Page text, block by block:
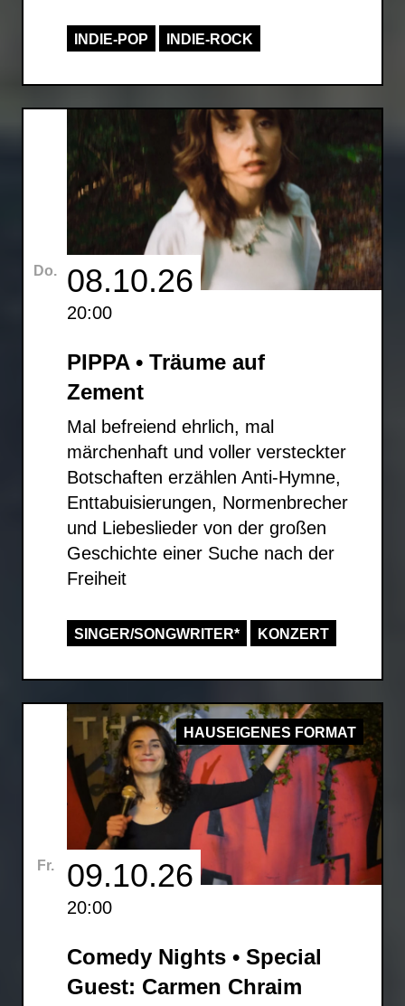
INDIE-POP INDIE-ROCK
Do. 08.10.26
20:00
PIPPA • Träume auf
Zement
Mal befreiend ehrlich, mal
märchenhaft und voller versteckter
Botschaften erzählen Anti-Hymne,
Enttabuisierungen, Normenbrecher
und Liebeslieder von der großen
Geschichte einer Suche nach der
Freiheit
SINGER/SONGWRITER* KONZERT
HAUSEIGENES FORMAT
Fr. 09.10.26
20:00
Comedy Nights • Special
Guest: Carmen Chraim